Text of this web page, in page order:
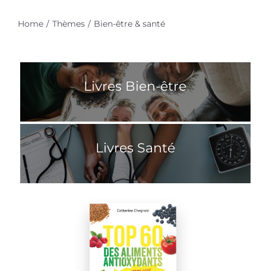
Home Thèmes Bien-être & santé
Livres Bien-être
Livres Santé